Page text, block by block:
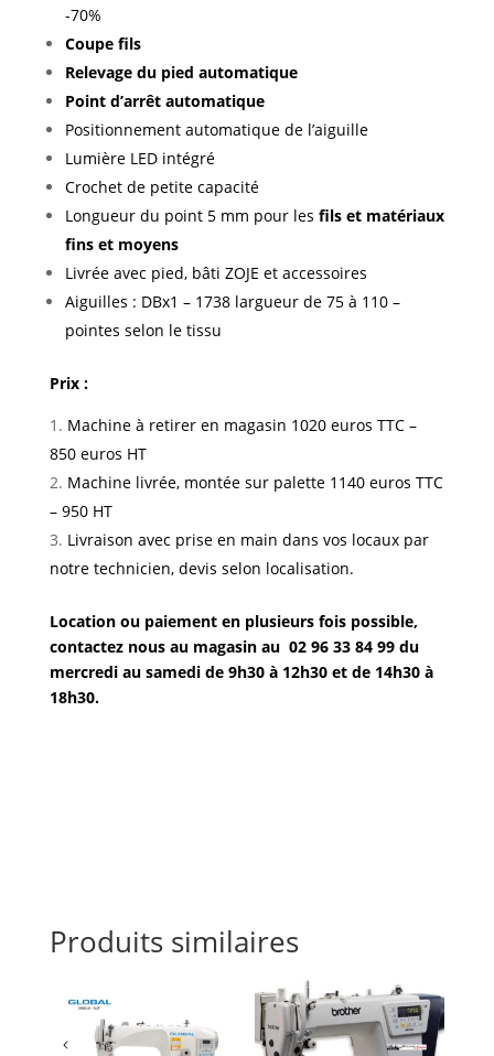
-70%
Coupe fils
Relevage du pied automatique
Point d’arrêt automatique
Positionnement automatique de l’aiguille
Lumière LED intégré
Crochet de petite capacité
Longueur du point 5 mm pour les fils et matériaux
fins et moyens
Livrée avec pied, bâti ZOJE et accessoires
Aiguilles : DBx1 – 1738 largueur de 75 à 110 –
pointes selon le tissu
Prix :
Machine à retirer en magasin 1020 euros TTC –
850 euros HT
Machine livrée, montée sur palette 1140 euros TTC
– 950 HT
Livraison avec prise en main dans vos locaux par
notre technicien, devis selon localisation.
Location ou paiement en plusieurs fois possible,
contactez nous au magasin au 02 96 33 84 99 du
mercredi au samedi de 9h30 à 12h30 et de 14h30 à
18h30.
Produits similaires